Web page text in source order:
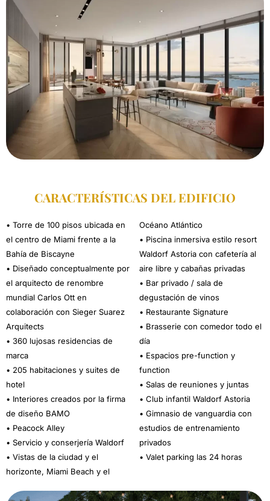
CARACTERÍSTICAS DEL EDIFICIO
• Torre de 100 pisos ubicada en
el centro de Miami frente a la
Bahía de Biscayne
• Diseñado conceptualmente por
el arquitecto de renombre
mundial Carlos Ott en
colaboración con Sieger Suarez
Arquitects
• 360 lujosas residencias de
marca
• 205 habitaciones y suites de
hotel
• Interiores creados por la firma
de diseño BAMO
• Peacock Alley
• Servicio y conserjería Waldorf
• Vistas de la ciudad y el
horizonte, Miami Beach y el
Océano Atlántico
• Piscina inmersiva estilo resort
Waldorf Astoria con cafetería al
aire libre y cabañas privadas
• Bar privado / sala de
degustación de vinos
• Restaurante Signature
• Brasserie con comedor todo el
día
• Espacios pre-function y
function
• Salas de reuniones y juntas
• Club infantil Waldorf Astoria
• Gimnasio de vanguardia con
estudios de entrenamiento
privados
• Valet parking las 24 horas